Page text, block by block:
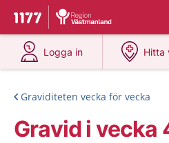
Till startsidan för 1177
Du har valt region
Logga in
på 1177.se
Hitta
på
Graviditeten vecka för vecka
Gravid i vecka